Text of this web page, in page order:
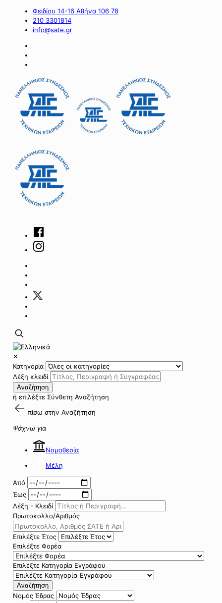
Φειδίου 14-16 Αθήνα 106 78
210 3301814
info@sate.gr
✕
Κατηγορία
Λέξη κλειδί
Αναζήτηση
ή επιλέξτε Σύνθετη Αναζήτηση
πίσω στην Αναζήτηση
Ψάχνω για
Νομοθεσία
Μέλη
Από
Έως
Λέξη - Κλειδί
Πρωτοκολλο/Αριθμός
Επιλέξτε Έτος
Επιλέξτε Φορέα
Επιλέξτε Κατηγορία Εγγράφου
Αναζήτηση
Νομός Έδρας